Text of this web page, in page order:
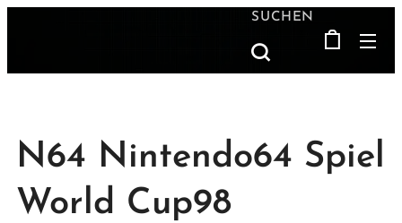
SUCHEN
N64 Nintendo64 Spiel
World Cup98